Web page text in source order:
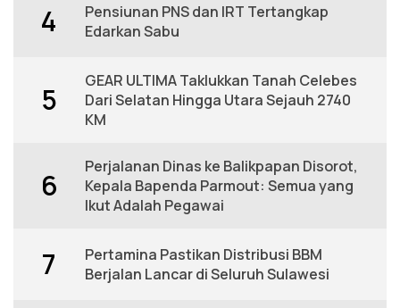
4
Pensiunan PNS dan IRT Tertangkap
Edarkan Sabu
5
GEAR ULTIMA Taklukkan Tanah Celebes
Dari Selatan Hingga Utara Sejauh 2740
KM
6
Perjalanan Dinas ke Balikpapan Disorot,
Kepala Bapenda Parmout: Semua yang
Ikut Adalah Pegawai
7
Pertamina Pastikan Distribusi BBM
Berjalan Lancar di Seluruh Sulawesi